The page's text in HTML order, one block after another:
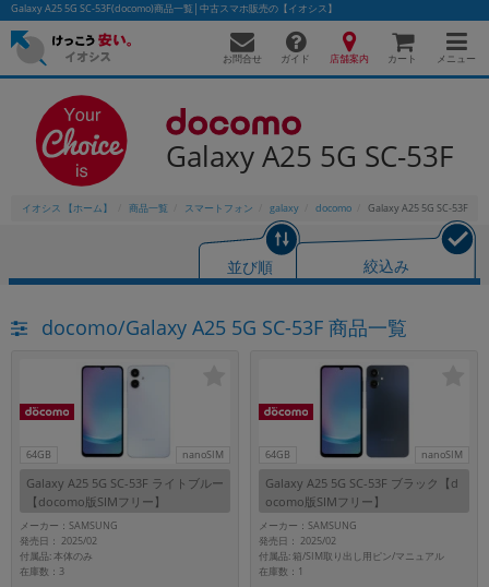
Galaxy A25 5G SC-53F(docomo)商品一覧│中古スマホ販売の【イオシス】
お問合せ ガイド 店舗案内 カート メニュー
Galaxy A25 5G SC-53F
イオシス 【ホーム】 商品一覧 スマートフォン galaxy docomo Galaxy A25 5G SC-53F
並び順 絞込み
docomo/Galaxy A25 5G SC-53F 商品一覧
64GB nanoSIM
Galaxy A25 5G SC-53F ライトブルー
【docomo版SIMフリー】
メーカー：SAMSUNG
発売日： 2025/02
付属品: 本体のみ
在庫数：3
64GB nanoSIM
Galaxy A25 5G SC-53F ブラック【d
ocomo版SIMフリー】
メーカー：SAMSUNG
発売日： 2025/02
付属品: 箱/SIM取り出し用ピン/マニュアル
在庫数：1
かんたんパソコン検索に切り替える
人気の検索ワード：Let's note EliteBookMacBook
カテゴリー
「スマートフォン」「タブレット」など
シリーズ
「iPhone」「Xperia」「Galaxy」など
メーカー
製造、販売メーカーの絞り込み
「Apple」「SONY」「SHARP」など